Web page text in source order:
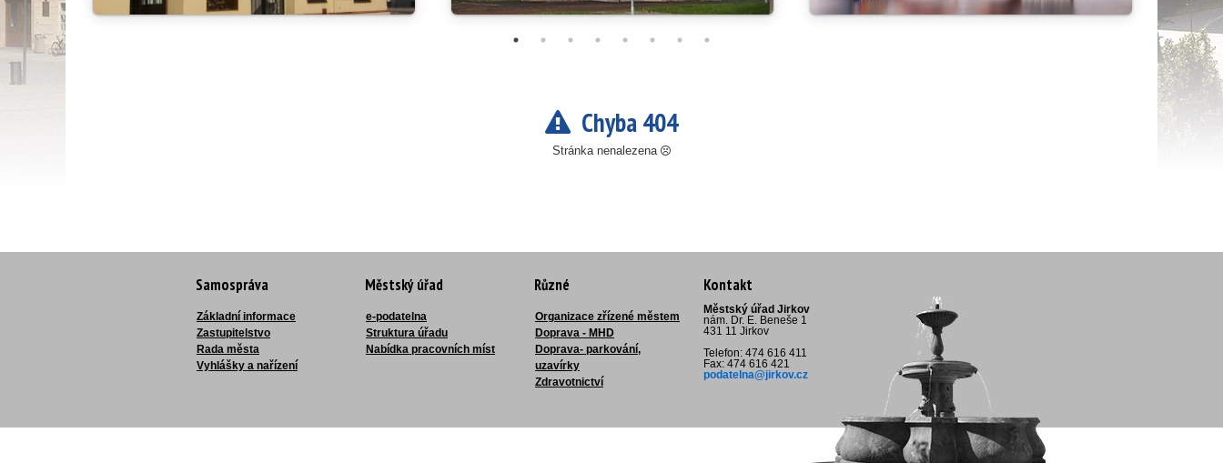
Chyba 404
Stránka nenalezena
Samospráva
Základní informace
Zastupitelstvo
Rada města
Vyhlášky a nařízení
Městský úřad
e-podatelna
Struktura úřadu
Nabídka pracovních míst
Různé
Organizace zřízené městem
Doprava - MHD
Doprava- parkování,
uzavírky
Zdravotnictví
Kontakt
Městský úřad Jirkov
nám. Dr. E. Beneše 1
431 11 Jirkov
Telefon: 474 616 411
Fax: 474 616 421
podatelna@jirkov.cz